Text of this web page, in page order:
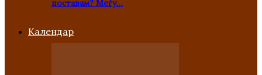
поставам? Меѓу…
Kалендар